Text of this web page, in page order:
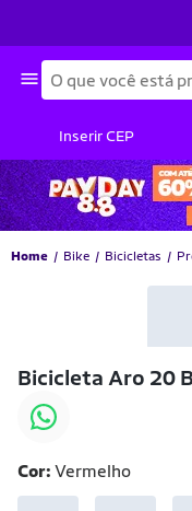
Busca
Inserir CEP
Home Bike Bicicletas
Bicicleta Aro 20
Cor: Vermelho